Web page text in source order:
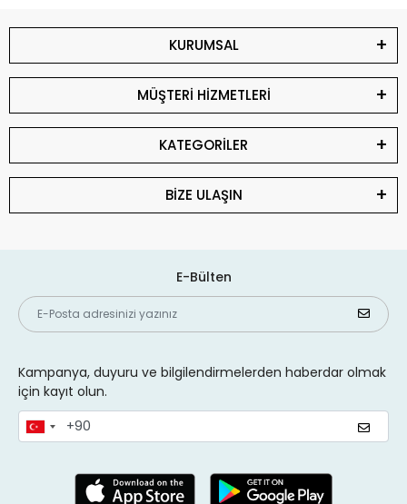
KURUMSAL
MÜŞTERİ HİZMETLERİ
KATEGORİLER
BİZE ULAŞIN
E-Bülten
Kampanya, duyuru ve bilgilendirmelerden haberdar olmak
için kayıt olun.